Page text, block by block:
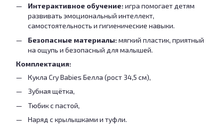
Интерактивное обучение: игра помогает детям
развивать эмоциональный интеллект,
самостоятельность и гигиенические навыки.
Безопасные материалы: мягкий пластик, приятный
на ощупь и безопасный для малышей.
Комплектация:
Кукла Cry Babies Белла (рост 34,5 см),
Зубная щётка,
Тюбик с пастой,
Наряд с крылышками и туфли.